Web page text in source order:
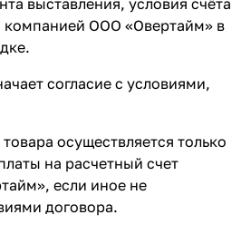
выставления, условия счёта
компанией ООО «Овертайм» в
согласие с условиями,
осуществляется только
на расчетный счет
если иное не
договора.